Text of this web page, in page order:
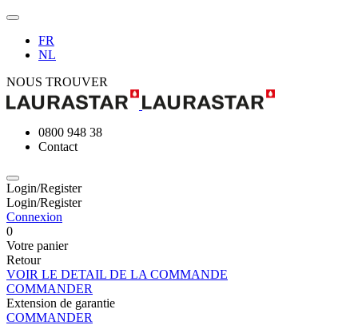
FR
NL
NOUS TROUVER
0800 948 38
Contact
Login/Register
Login/Register
Connexion
0
Votre panier
Retour
VOIR LE DETAIL DE LA COMMANDE
COMMANDER
Extension de garantie
COMMANDER